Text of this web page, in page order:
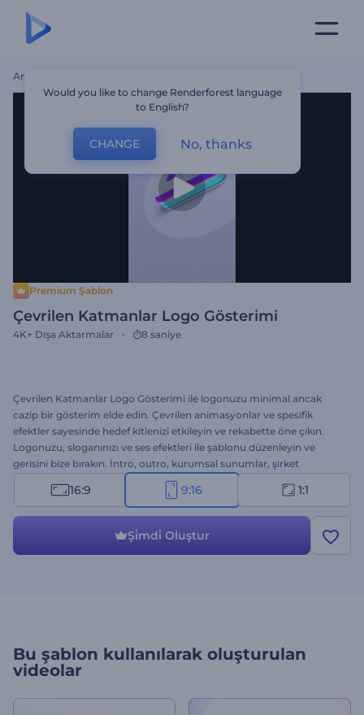
Ana Sayfa
Premium Şablon
Çevrilen Katmanlar Logo Gösterimi
4K+ Dışa Aktarmalar 8 saniye
Çevrilen Katmanlar Logo Gösterimi ile logonuzu minimal ancak
cazip bir gösterim elde edin. Çevrilen animasyonlar ve spesifik
efektler sayesinde hedef kitlenizi etkileyin ve rekabette öne çıkın.
Logonuzu, sloganınızı ve ses efektleri ile şablonu düzenleyin ve
gerisini bize bırakın. İntro, outro, kurumsal sunumlar, şirket
sunumları, kanal tanıtımları vs. için mükemmel bir seçenek. Hemen
şimdi deneyin!
16:9 9:16 1:1
Şi̇mdi̇ Oluştur
Bu şablon kullanılarak oluşturulan
videolar
Would you like to change Renderforest language
to English?
CHANGE No, thanks